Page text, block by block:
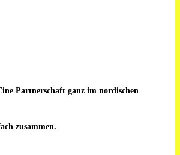
Partnerschaft ganz im nordischen
zusammen.